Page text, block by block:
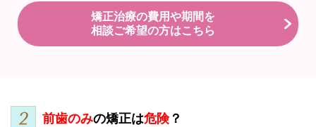
矯正治療の費用や期間を
相談ご希望の方はこちら
前歯のみの矯正は危険？